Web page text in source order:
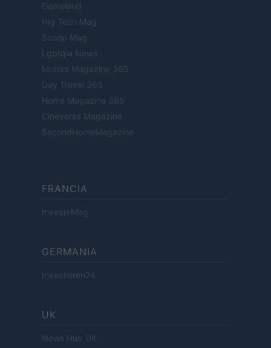
Gameland
Hig Tech Mag
Scoop Mag
Lgbtqia News
Motors Magazine 365
Day Travel 365
Home Magazine 365
Cineverse Magazine
SecondHomeMagazine
FRANCIA
InvestirMag
GERMANIA
Investieren24
UK
News Hub UK